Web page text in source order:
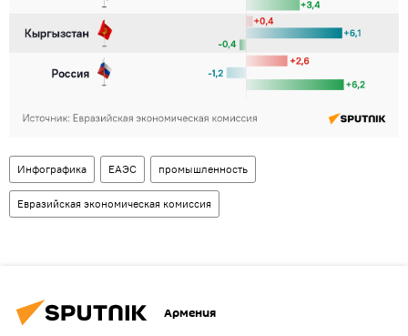
Инфографика ЕАЭС промышленность
Евразийская экономическая комиссия
Армения